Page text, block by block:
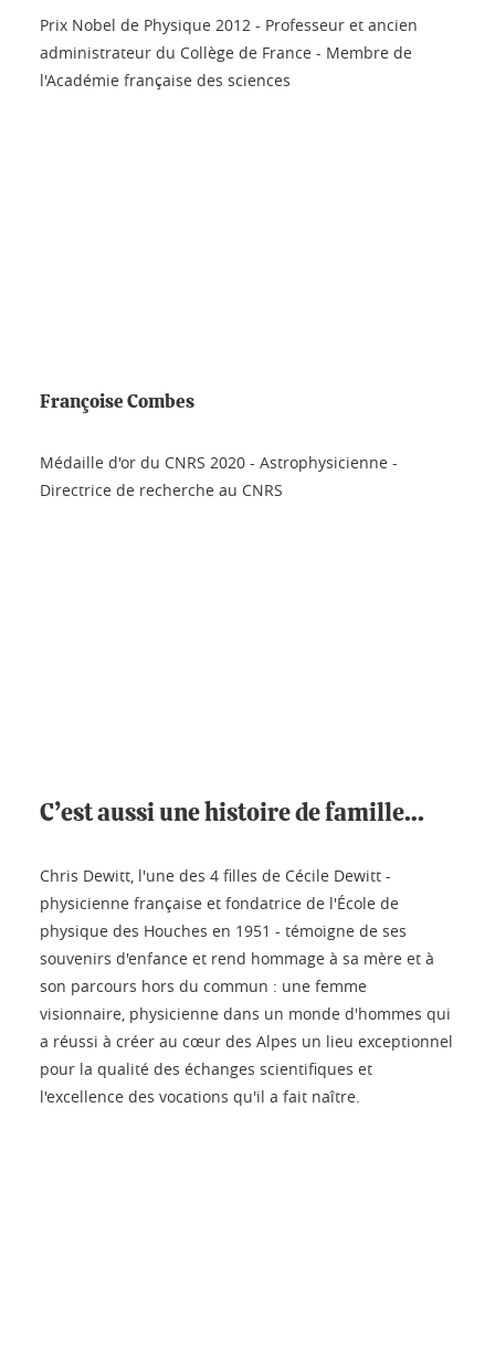
Prix Nobel de Physique 2012 - Professeur et ancien
administrateur du Collège de France - Membre de
l'Académie française des sciences
Françoise Combes
Médaille d'or du CNRS 2020 - Astrophysicienne -
Directrice de recherche au CNRS
C’est aussi une histoire de famille…
Chris Dewitt, l'une des 4 filles de Cécile Dewitt -
physicienne française et fondatrice de l'École de
physique des Houches en 1951 - témoigne de ses
souvenirs d'enfance et rend hommage à sa mère et à
son parcours hors du commun : une femme
visionnaire, physicienne dans un monde d'hommes qui
a réussi à créer au cœur des Alpes un lieu exceptionnel
pour la qualité des échanges scientifiques et
l'excellence des vocations qu'il a fait naître.